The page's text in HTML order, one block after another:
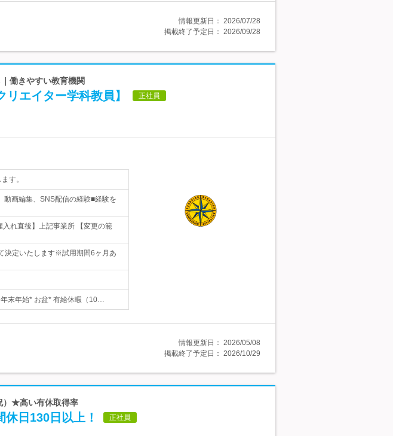
情報更新日： 2026/07/28
掲載終了予定日： 2026/09/28
働きやすい教育機関
エイター学科教員】 正社員
す。
動画編集、SNS配信の経験■経験を
入れ直後】上記事業所 【変更の範
決定いたします※試用期間6ヶ月あ
末年始* お盆* 有給休暇（10…
情報更新日： 2026/05/08
掲載終了予定日： 2026/10/29
）★高い有休取得率
休日130日以上！ 正社員